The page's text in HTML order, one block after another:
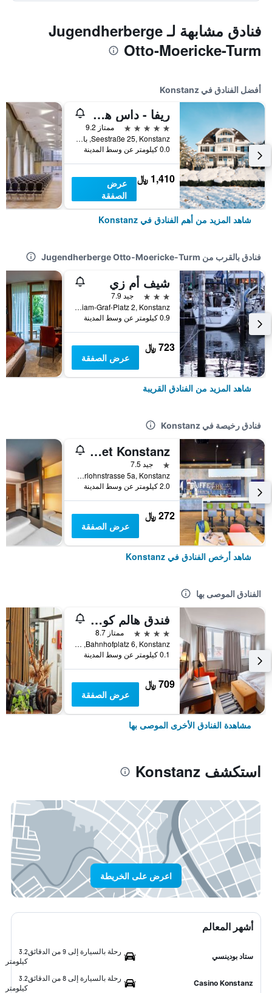
فنادق مشابهة لـ Jugendherberge
Otto-Moericke-Turm
أفضل الفنادق في Konstanz
ريفا - داس هوتيل آم بودينسي
5 نجوم
ممتاز 9.2
Seestraße 25, Konstanz, بادن - فورتمبيرغ, ألمانيا
0.0 كيلومتر عن وسط المدينة
1,410 ﷼
عرض
الصفقة
شاهد المزيد من أهم الفنادق في Konstanz
فنادق بالقرب من Jugendherberge Otto-Moericke-Turm
شيف أم زي
3 نجوم
جيد 7.9
William-Graf-Platz 2, Konstanz, بادن - فورتمبيرغ, ألمانيا
0.9 كيلومتر عن وسط المدينة
723 ﷼
عرض الصفقة
شاهد المزيد من الفنادق القريبة
فنادق رخيصة في Konstanz
ibis budget Konstanz
نجمة واحدة
جيد 7.5
Oberlohnstrasse 5a, Konstanz, بادن - فورتمبيرغ, ألمانيا
2.0 كيلومتر عن وسط المدينة
272 ﷼
عرض الصفقة
شاهد أرخص الفنادق في Konstanz
الفنادق الموصى بها
فندق هالم كونستانز
4 نجوم
ممتاز 8.7
Bahnhofplatz 6, Konstanz, بادن - فورتمبيرغ, ألمانيا
0.1 كيلومتر عن وسط المدينة
709 ﷼
عرض الصفقة
مشاهدة الفنادق الأخرى الموصى بها
استكشف Konstanz
اعرض على الخريطة
أشهر المعالم
ستاد بودينسي
رحلة بالسيارة إلى 9 من الدقائق
3.2
كيلومتر
Casino Konstanz
رحلة بالسيارة إلى 8 من الدقائق
3.2
كيلومتر